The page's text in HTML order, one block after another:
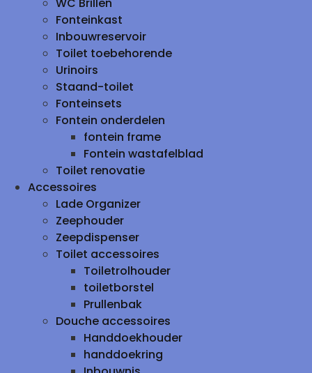
Fonteinkast
Inbouwreservoir
Toilet toebehorende
Urinoirs
Staand-toilet
Fonteinsets
Fontein onderdelen
fontein frame
Fontein wastafelblad
Toilet renovatie
Accessoires
Lade Organizer
Zeephouder
Zeepdispenser
Toilet accessoires
Toiletrolhouder
toiletborstel
Prullenbak
Douche accessoires
Handdoekhouder
handdoekring